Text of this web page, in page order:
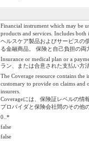
Financial instrument which may be
products and services. Includes both
ヘルスケア製品およびサービスの
る金融商品。 保険と自己負担の両
Insurance or medical plan or a
ラン、または合意された支払い方
The Coverage resource contains
customary to provide on claims and
insurers.
Coverageには、保険証レベルの情
プロバイダと保険会社間のその他
0..*
false
false